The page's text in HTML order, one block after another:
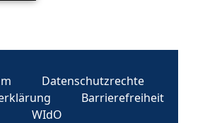
Datenschutzrechte
Barrierefreiheit
WIdO